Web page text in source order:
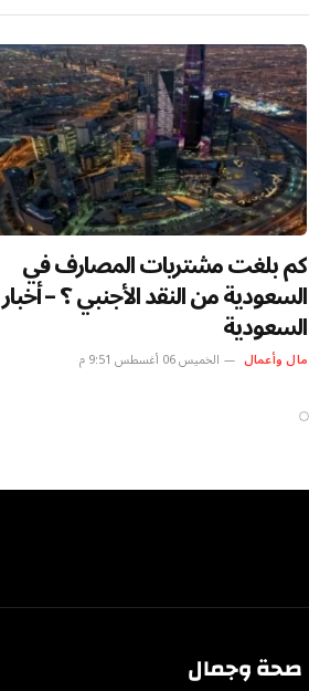
الذهب يواصل الصعود لأعلى مستوى
في 7 أسابيع – أخبار السعودية
مال وأعمال
صحة وجمال